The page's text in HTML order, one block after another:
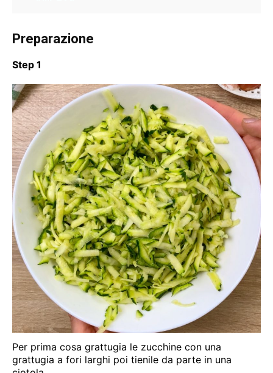
Preparazione
Step 1
Per prima cosa grattugia le zucchine con una
grattugia a fori larghi poi tienile da parte in una